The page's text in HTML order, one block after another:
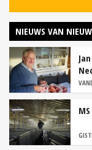
NIEUWS VAN